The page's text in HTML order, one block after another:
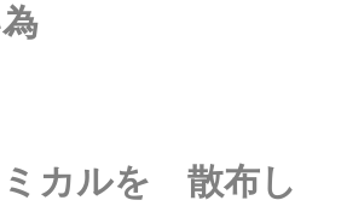
ミカルを 散布し